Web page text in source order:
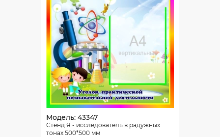
Модель: 43347
Стенд Я - исследователь в радужных
тонах 500*500 мм